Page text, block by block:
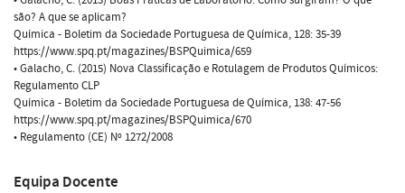
são? A que se aplicam?
Química - Boletim da Sociedade Portuguesa de Química, 128: 35-39
https://www.spq.pt/magazines/BSPQuimica/659
• Galacho, C. (2015) Nova Classificação e Rotulagem de Produtos Químicos:
Regulamento CLP
Química - Boletim da Sociedade Portuguesa de Química, 138: 47-56
https://www.spq.pt/magazines/BSPQuimica/670
• Regulamento (CE) Nº 1272/2008
Equipa Docente